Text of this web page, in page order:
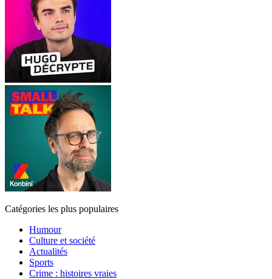
Catégories les plus populaires
Humour
Culture et société
Actualités
Sports
Crime : histoires vraies